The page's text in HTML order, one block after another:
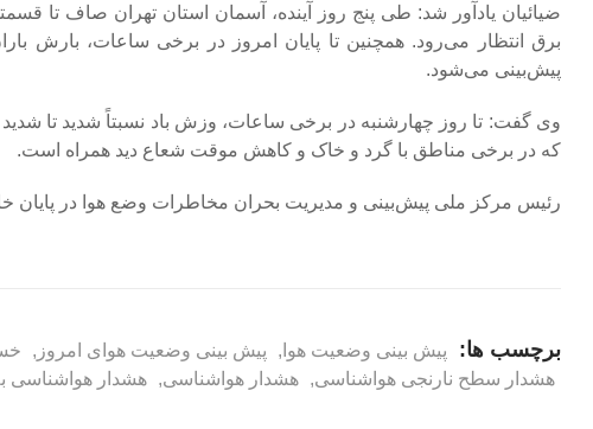
ضیائیان یادآور شد: طی پنج روز آینده، آسمان استان تهران صاف تا
برق انتظار می‌رود. همچنین تا پایان امروز در برخی ساعات، بارش
پیش‌بینی می‌شود.
وی گفت: تا روز چهارشنبه در برخی ساعات، وزش باد نسبتاً شدید تا
که در برخی مناطق با گرد و خاک و کاهش موقت شعاع دید همراه است.
رئیس مرکز ملی پیش‌بینی و مدیریت بحران مخاطرات وضع هوا در پایان
برچسب ها: پیش بینی وضعیت هوا , پیش بینی وضعیت هوای امروز ,
هشدار سطح نارنجی هواشناسی, هشدار هواشناسی, هشدار هواشناسی